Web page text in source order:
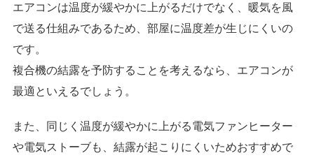
エアコンは温度が緩やかに上がるだけでなく、暖気を風
で送る仕組みであるため、部屋に温度差が生じにくいの
です。
複合機の結露を予防することを考えるなら、エアコンが
最適といえるでしょう。
また、同じく温度が緩やかに上がる電気ファンヒーター
や電気ストーブも、結露が起こりにくいためおすすめで